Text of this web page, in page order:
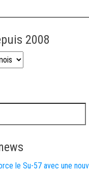
2008
le Su-57 avec une